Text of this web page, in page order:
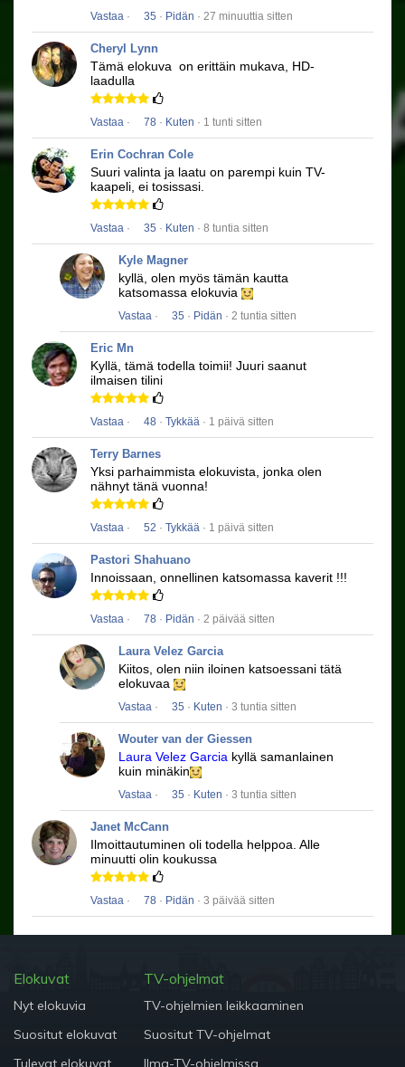
Vastaa · 35 · Pidän · 27 minuuttia sitten
Cheryl Lynn
Tämä elokuva on erittäin mukava, HD-
laadulla
Vastaa · 78 · Kuten · 1 tunti sitten
Erin Cochran Cole
Suuri valinta ja laatu on parempi kuin TV-
kaapeli, ei tosissasi.
Vastaa · 35 · Kuten · 8 tuntia sitten
Kyle Magner
kyllä, olen myös tämän kautta
katsomassa elokuvia
Vastaa · 35 · Pidän · 2 tuntia sitten
Eric Mn
Kyllä, tämä todella toimii! Juuri saanut
ilmaisen tilini
Vastaa · 48 · Tykkää · 1 päivä sitten
Terry Barnes
Yksi parhaimmista elokuvista, jonka olen
nähnyt tänä vuonna!
Vastaa · 52 · Tykkää · 1 päivä sitten
Pastori Shahuano
Innoissaan, onnellinen katsomassa kaverit !!!
Vastaa · 78 · Pidän · 2 päivää sitten
Laura Velez Garcia
Kiitos, olen niin iloinen katsoessani tätä
elokuvaa
Vastaa · 35 · Kuten · 3 tuntia sitten
Wouter van der Giessen
Laura Velez Garcia kyllä ​​samanlainen
kuin minäkin
Vastaa · 35 · Kuten · 3 tuntia sitten
Janet McCann
Ilmoittautuminen oli todella helppoa. Alle
minuutti olin koukussa
Vastaa · 78 · Pidän · 3 päivää sitten
Elokuvat
Nyt elokuvia
Suositut elokuvat
Tulevat elokuvat
TV-ohjelmat
TV-ohjelmien leikkaaminen
Suositut TV-ohjelmat
Ilma-TV-ohjelmissa